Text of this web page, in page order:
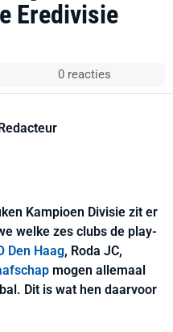
Eredivisie
0 reacties
Kampioen Divisie zit er
welke zes clubs de play-
Den Haag, Roda JC,
mogen allemaal
Dit is wat hen daarvoor